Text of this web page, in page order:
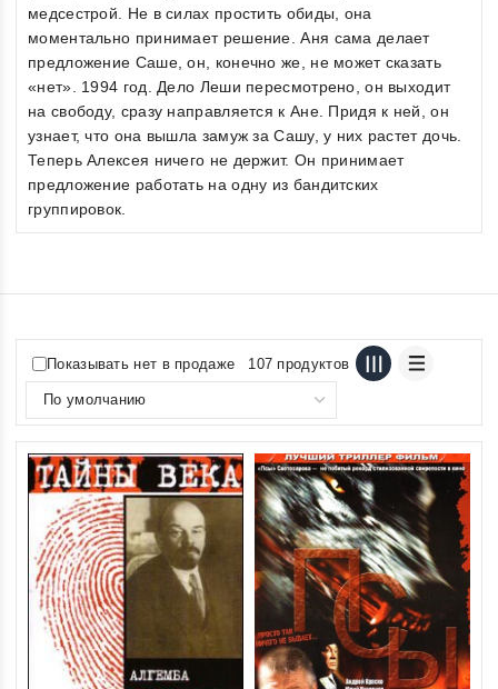
медсестрой. Не в силах простить обиды, она
моментально принимает решение. Аня сама делает
предложение Саше, он, конечно же, не может сказать
«нет». 1994 год. Дело Леши пересмотрено, он выходит
на свободу, сразу направляется к Ане. Придя к ней, он
узнает, что она вышла замуж за Сашу, у них растет дочь.
Теперь Алексея ничего не держит. Он принимает
предложение работать на одну из бандитских
группировок.
Показывать нет в продаже 107 продуктов